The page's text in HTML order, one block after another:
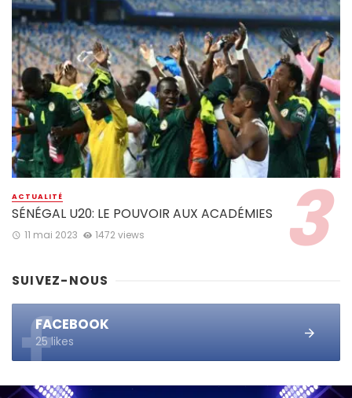
ACTUALITÉ
SÉNÉGAL U20: LE POUVOIR AUX ACADÉMIES
11 mai 2023 1472 views
SUIVEZ-NOUS
FACEBOOK
25 likes